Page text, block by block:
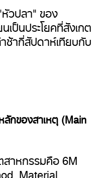
วปลา" ของ
ป็นประโยคที่สังเกต
าช้ากี่สัปดาห์เทียบกับ
กของสาเหตุ (Main
าหกรรมคือ 6M
Material,